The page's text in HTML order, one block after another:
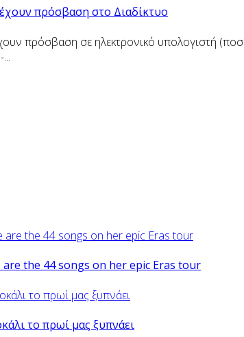
πρόσβαση στο Διαδίκτυο
πρόσβαση σε ηλεκτρονικό υπολογιστή
the 44 songs on her epic Eras tour
το πρωί μας ξυπνάει